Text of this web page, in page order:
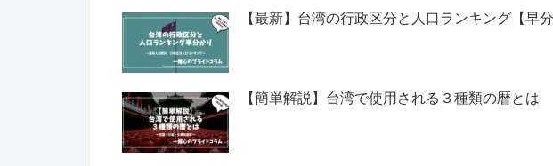
【最新】台湾の行政区分と人口ランキング【早分
【簡単解説】台湾で使用される３種類の暦とは